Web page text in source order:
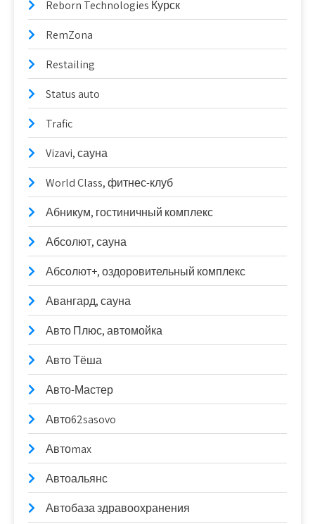
Reborn Technologies Курск
RemZona
Restailing
Status auto
Trafic
Vizavi, сауна
World Class, фитнес-клуб
Абникум, гостиничный комплекс
Абсолют, сауна
Абсолют+, оздоровительный комплекс
Авангард, сауна
Авто Плюс, автомойка
Авто Тёша
Авто-Мастер
Авто62sasovo
Автоmax
Автоальянс
Автобаза здравоохранения